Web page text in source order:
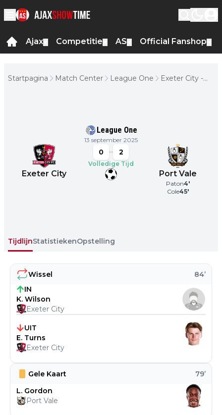
Ajax Competitie AS Official Fanshop
Startpagina Match Center League One
Exeter City -
League One
13 september 2025
Exeter City
0 2
Volledige Tijd
Port Vale
Paton4'
Cole45'
TijdlijnStatistiekenOpstelling
Gele Kaart 79’
L. Gordon
Port Vale
Wissel 84’
IN
K. Wilson
Exeter City
UIT
E. Turns
Exeter City